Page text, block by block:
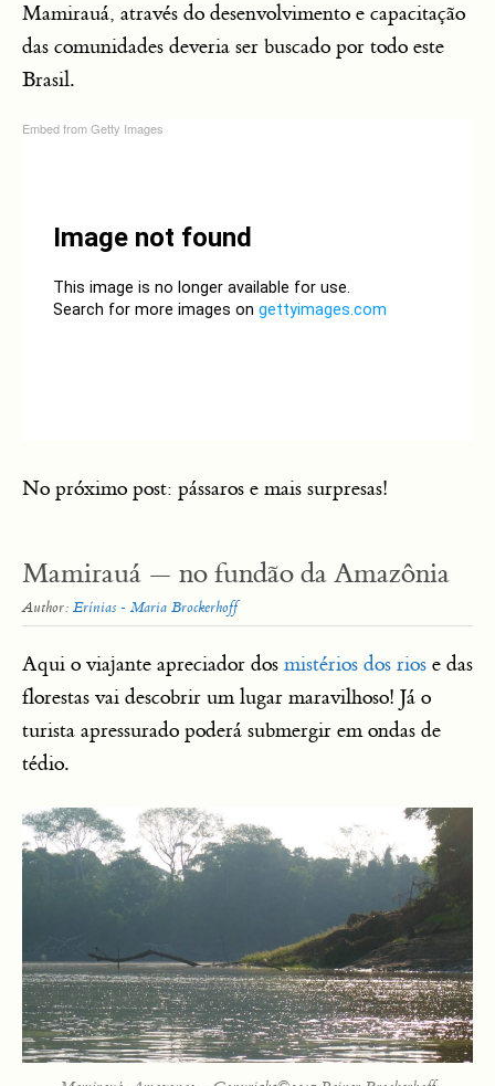
Mamirauá, através do desenvolvimento e capacitação
das comunidades deveria ser buscado por todo este
Brasil.
Embed from Getty Images
No próximo post: pássaros e mais surpresas!
Mamirauá — no fundão da Amazônia
Author: Erínias - Maria Brockerhoff
Aqui o viajante apreciador dos mistérios dos rios e das
florestas vai descobrir um lugar maravilhoso! Já o
turista apressurado poderá submergir em ondas de
tédio.